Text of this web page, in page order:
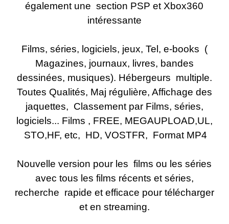
également une section PSP et Xbox360
intéressante
Films, séries, logiciels, jeux, Tel, e-books (
Magazines, journaux, livres, bandes
dessinées, musiques). Hébergeurs multiple.
Toutes Qualités, Maj régulière, Affichage des
jaquettes, Classement par Films, séries,
logiciels... Films , FREE, MEGAUPLOAD,UL,
STO,HF, etc, HD, VOSTFR, Format MP4
Nouvelle version pour les films ou les séries
avec tous les films récents et séries,
recherche rapide et efficace pour télécharger
et en streaming.